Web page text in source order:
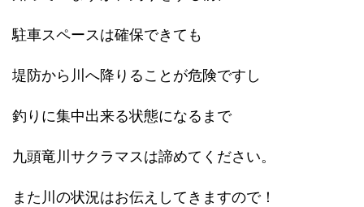
駐車スペースは確保できても
堤防から川へ降りることが危険ですし
釣りに集中出来る状態になるまで
九頭竜川サクラマスは諦めてください。
また川の状況はお伝えしてきますので！